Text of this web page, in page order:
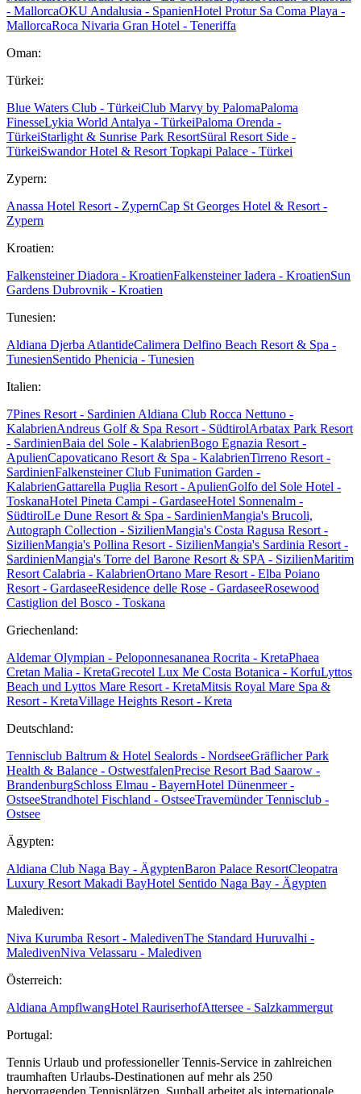
- MallorcaOKU Andalusia - SpanienHotel Protur Sa Coma Playa -
MallorcaRoca Nivaria Gran Hotel - Teneriffa
Oman:
Türkei:
Blue Waters Club - TürkeiClub Marvy by PalomaPaloma
FinesseLykia World Antalya - TürkeiPaloma Orenda -
TürkeiStarlight & Sunrise Park ResortSüral Resort Side -
TürkeiSwandor Hotel & Resort Topkapi Palace - Türkei
Zypern:
Anassa Hotel Resort - ZypernCap St Georges Hotel & Resort -
Zypern
Kroatien:
Falkensteiner Diadora - KroatienFalkensteiner Iadera - KroatienSun
Gardens Dubrovnik - Kroatien
Tunesien:
Aldiana Djerba AtlantideCalimera Delfino Beach Resort & Spa -
TunesienSentido Phenicia - Tunesien
Italien:
7Pines Resort - Sardinien Aldiana Club Rocca Nettuno -
KalabrienAndreus Golf & Spa Resort - SüdtirolArbatax Park Resort
- SardinienBaia del Sole - KalabrienBogo Egnazia Resort -
ApulienCapovaticano Resort & Spa - KalabrienTirreno Resort -
SardinienFalkensteiner Club Funimation Garden -
KalabrienGattarella Puglia Resort - ApulienGolfo del Sole Hotel -
ToskanaHotel Pineta Campi - GardaseeHotel Sonnenalm -
SüdtirolLe Dune Resort & Spa - SardinienMangia's Brucoli,
Autograph Collection - SizilienMangia's Costa Ragusa Resort -
SizilienMangia's Pollina Resort - SizilienMangia's Sardinia Resort -
SardinienMangia's Torre del Barone Resort & SPA - SizilienMaritim
Resort Calabria - KalabrienOrtano Mare Resort - Elba Poiano
Resort - GardaseeResidence delle Rose - GardaseeRosewood
Castiglion del Bosco - Toskana
Griechenland:
Aldemar Olympian - Peloponnesananea Rocrita - KretaPhaea
Cretan Malia - KretaGrecotel Lux Me Costa Botanica - KorfuLyttos
Beach und Lyttos Mare Resort - KretaMitsis Royal Mare Spa &
Resort - KretaVillage Heights Resort - Kreta
Deutschland:
Tennisclub Baltrum & Hotel Sealords - NordseeGräflicher Park
Health & Balance - OstwestfalenPrecise Resort Bad Saarow -
BrandenburgSchloss Elmau - BayernHotel Dünenmeer -
OstseeStrandhotel Fischland - OstseeTravemünder Tennisclub -
Ostsee
Ägypten:
Aldiana Club Naga Bay - ÄgyptenBaron Palace ResortCleopatra
Luxury Resort Makadi BayHotel Sentido Naga Bay - Ägypten
Malediven:
Niva Kurumba Resort - MaledivenThe Standard Huruvalhi -
MaledivenNiva Velassaru - Malediven
Österreich:
Aldiana AmpflwangHotel RauriserhofAttersee - Salzkammergut
Portugal:
Tennis Urlaub und professioneller Tennis-Service in zahlreichen
traumhaften Urlaubs-Destinationen auf mehr als 250